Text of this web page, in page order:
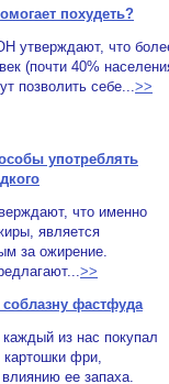
похудеть?
утверждают, что
(почти 40%
позволить себе...>>
употреблять
что именно
является
за ожирение.
>>
соблазну фастфуда
каждый из нас покупал
фри,
ее запаха.